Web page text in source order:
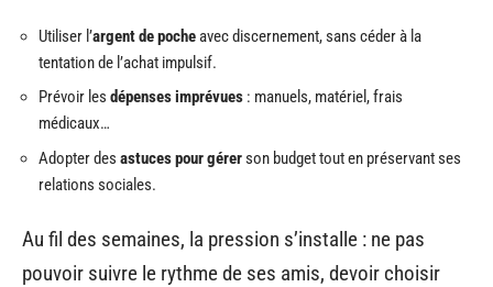
Utiliser l’argent de pocheavec discernement, sans céder à la
tentation de l’achat impulsif.
Prévoir les dépenses imprévues : manuels, matériel, frais
médicaux…
Adopter des astuces pour gérerson budget tout en préservant ses
relations sociales.
Au fil des semaines, la pression s’installe : ne pas
pouvoir suivre le rythme de ses amis, devoir choisir